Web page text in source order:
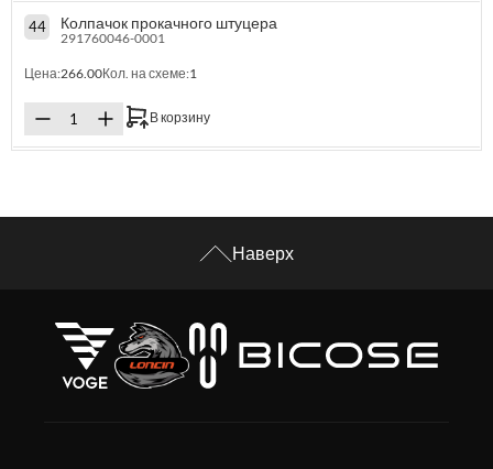
44 Колпачок прокачного штуцера
291760046-0001
Цена:266.00Кол. на схеме:1
В корзину
Наверх